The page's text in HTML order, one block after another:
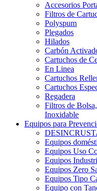
Accesorios
Filtros de
Polyspum
Plegados
Hilados
Carbón
Cartuchos de
En Linea
Cartuchos
Cartuchos
Regadera
Filtros de
Inoxidable
Equipos para
Equipos
Equipos Uso
Equipos
Equipos Zero
Equipos Tipo
Equipo con